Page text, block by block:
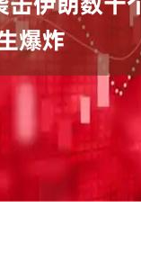
沪深300